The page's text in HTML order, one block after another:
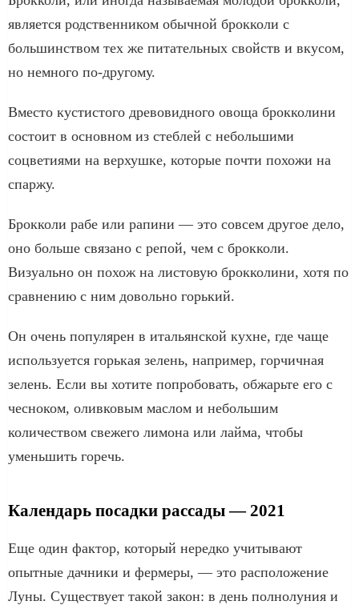
является родственником обычной брокколи с
большинством тех же питательных свойств и вкусом,
но немного по-другому.
Вместо кустистого древовидного овоща брокколини
состоит в основном из стеблей с небольшими
соцветиями на верхушке, которые почти похожи на
спаржу.
Брокколи рабе или рапини — это совсем другое дело,
оно больше связано с репой, чем с брокколи.
Визуально он похож на листовую брокколини, хотя по
сравнению с ним довольно горький.
Он очень популярен в итальянской кухне, где чаще
используется горькая зелень, например, горчичная
зелень. Если вы хотите попробовать, обжарьте его с
чесноком, оливковым маслом и небольшим
количеством свежего лимона или лайма, чтобы
уменьшить горечь.
Календарь посадки рассады — 2021
Еще один фактор, который нередко учитывают
опытные дачники и фермеры, — это расположение
Луны. Существует такой закон: в день полнолуния и